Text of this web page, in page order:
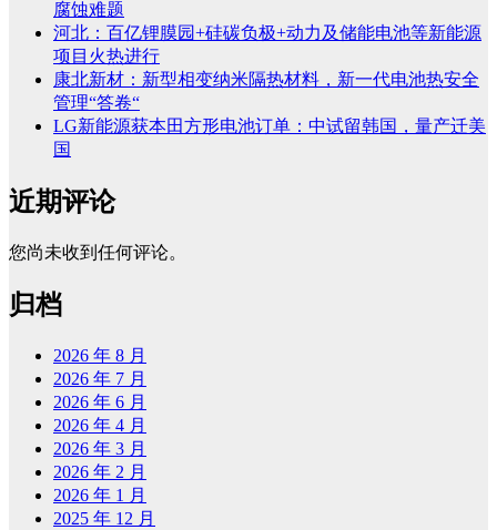
腐蚀难题
河北：百亿锂膜园+硅碳负极+动力及储能电池等新能源
项目火热进行
康北新材：新型相变纳米隔热材料，新一代电池热安全
管理“答卷“
LG新能源获本田方形电池订单：中试留韩国，量产迁美
国
近期评论
您尚未收到任何评论。
归档
2026 年 8 月
2026 年 7 月
2026 年 6 月
2026 年 4 月
2026 年 3 月
2026 年 2 月
2026 年 1 月
2025 年 12 月